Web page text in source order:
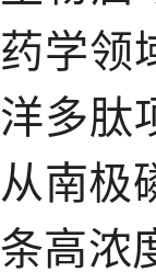
药学领
洋多肽
从南极
条高浓